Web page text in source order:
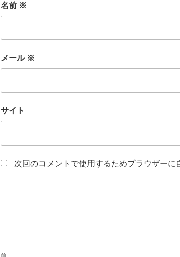
名前 ※
メール ※
サイト
次回のコメントで使用するためブラウザー
投